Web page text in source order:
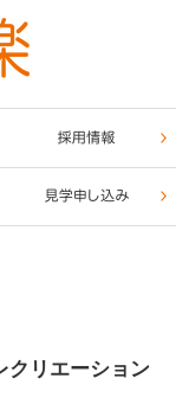
リエーション